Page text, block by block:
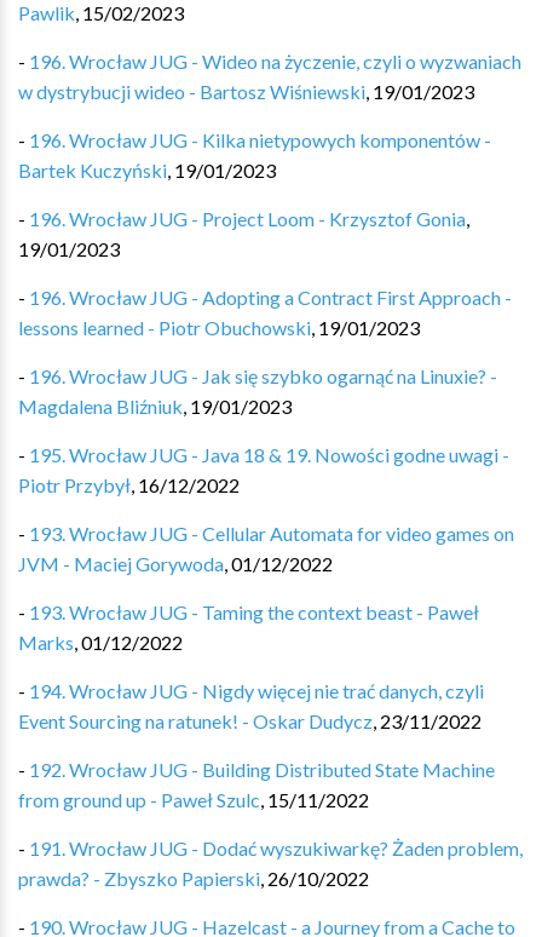
Pawlik, 15/02/2023
- 196. Wrocław JUG - Wideo na życzenie, czyli o wyzwaniach
w dystrybucji wideo - Bartosz Wiśniewski, 19/01/2023
- 196. Wrocław JUG - Kilka nietypowych komponentów -
Bartek Kuczyński, 19/01/2023
- 196. Wrocław JUG - Project Loom - Krzysztof Gonia,
19/01/2023
- 196. Wrocław JUG - Adopting a Contract First Approach -
lessons learned - Piotr Obuchowski, 19/01/2023
- 196. Wrocław JUG - Jak się szybko ogarnąć na Linuxie? -
Magdalena Bliźniuk, 19/01/2023
- 195. Wrocław JUG - Java 18 & 19. Nowości godne uwagi -
Piotr Przybył, 16/12/2022
- 193. Wrocław JUG - Cellular Automata for video games on
JVM - Maciej Gorywoda,01/12/2022
- 193. Wrocław JUG - Taming the context beast - Paweł
Marks,01/12/2022
- 194. Wrocław JUG - Nigdy więcej nie trać danych, czyli
Event Sourcing na ratunek! - Oskar Dudycz, 23/11/2022
- 192. Wrocław JUG - Building Distributed State Machine
from ground up - Paweł Szulc, 15/11/2022
- 191. Wrocław JUG - Dodać wyszukiwarkę? Żaden problem,
prawda? - Zbyszko Papierski, 26/10/2022
- 190. Wrocław JUG - Hazelcast - a Journey from a Cache to